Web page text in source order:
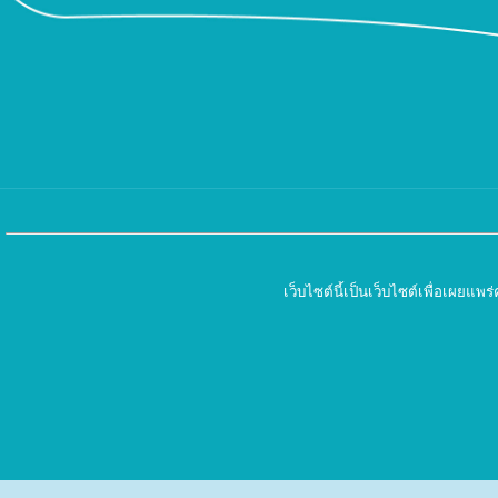
เว็บไซต์นี้เป็นเว็บไซต์เพื่อเผยแ